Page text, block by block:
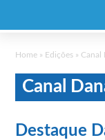
Home » Edições » Canal
Canal
Destaque